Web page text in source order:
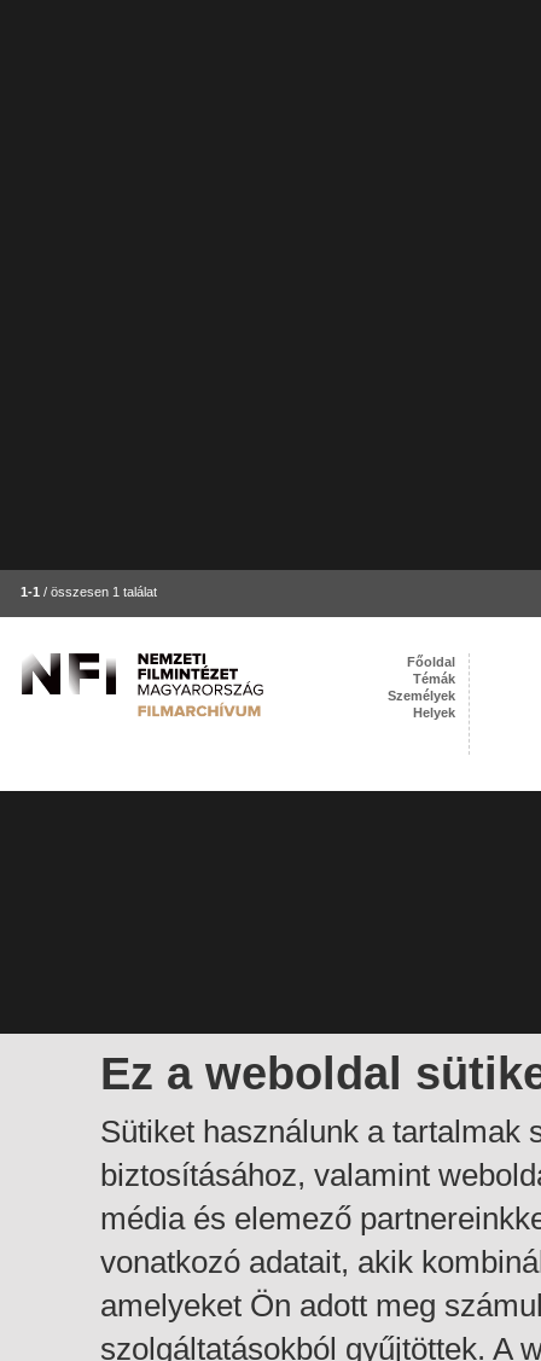
1-1 / összesen 1 találat
Ez a weboldal
Sütiket használunk a tartalmak
biztosításához, valamint
média és elemező
vonatkozó adatait, akik
amelyeket Ön adott meg
szolgáltatásokból gyűjtöttek. A
Főoldal
Témák
Személyek
Helyek